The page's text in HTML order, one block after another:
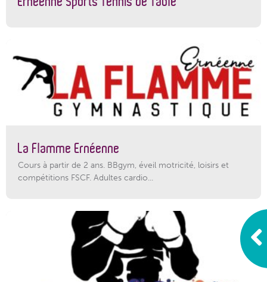
La Flamme Ernéenne
Cours à partir de 2 ans. BBgym, éveil motricité, loisirs et
compétitions FSCF. Adultes cardio...